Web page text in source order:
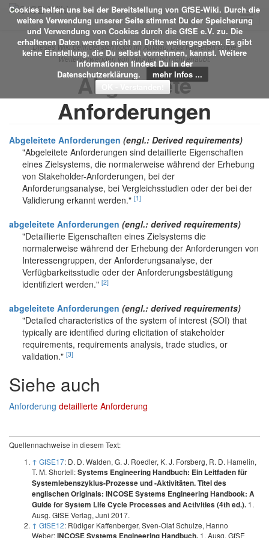
Dieses Wiki befindet sich noch im Aufbau. Das Kopieren sowie
Weiterverwenden von Inhalten ist nicht erlaubt.
Cookies helfen uns bei der Bereitstellung von GfSE-Wiki. Durch die
weitere Verwendung unserer Seite stimmst Du der Speicherung
und Verwendung von Cookies durch die GfSE e.V. zu. Die
erhaltenen Daten werden nicht an Dritte weitergegeben. Es gibt
keine Einstellung, die Du selbst vornehmen, kannst. Weitere
Informationen findest Du in der
Datenschutzerklärung.
mehr Infos ...
Abgeleitete
Anforderungen
Abgeleitete Anforderungen (engl.: Derived requirements)
"Abgeleitete Anforderungen sind detaillierte Eigenschaften
eines Zielsystems, die normalerweise während der Erhebung
von Stakeholder-Anforderungen, bei der
Anforderungsanalyse, bei Vergleichsstudien oder der bei der
Validierung erkannt werden."[1]
abgeleitete Anforderungen (engl.: derived requirements)
"Detaillierte Eigenschaften eines Zielsystems die
normalerweise während der Erhebung der Anforderungen von
Interessengruppen, der Anforderungsanalyse, der
Verfügbarkeitsstudie oder der Anforderungsbestätigung
identifiziert werden."[2]
abgeleitete Anforderungen (engl.: derived requirements)
"Detailed characteristics of the system of interest (SOI) that
typically are identified during elicitation of stakeholder
requirements, requirements analysis, trade studies, or
validation."[3]
Siehe auch
Anforderung detaillierte Anforderung
Quellennachweise in diesem Text:
↑ GfSE17: D. D. Walden, G. J. Roedler, K. J. Forsberg, R. D. Hamelin,
T. M. Shortell:Systems Engineering Handbuch: Ein Leitfaden für
Systemlebenszyklus-Prozesse und -Aktivitäten. Titel des
englischen Originals: INCOSE Systems Engineering Handbook: A
Guide for System Life Cycle Processes and Activities (4th ed.). 1.
Ausg. GfSE Verlag, Juni 2017.
↑ GfSE12: Rüdiger Kaffenberger, Sven-Olaf Schulze, Hanno
Weber:INCOSE Systems Engineering Handbuch. 1. Ausg. GfSE